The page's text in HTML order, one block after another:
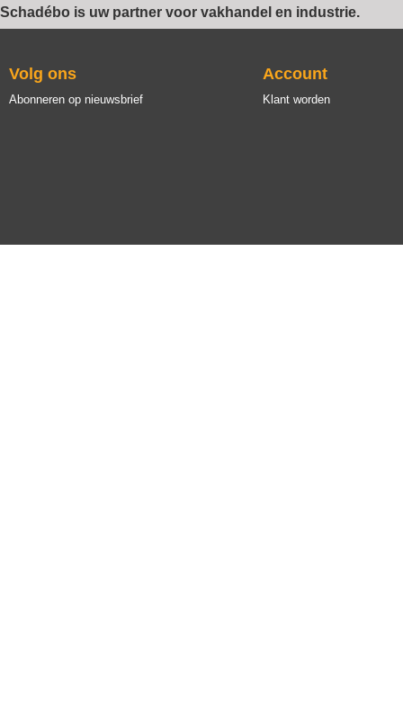
Schadébo is uw partner voor vakhandel en industrie.
Volg ons
Abonneren op nieuwsbrief
Account
Klant worden